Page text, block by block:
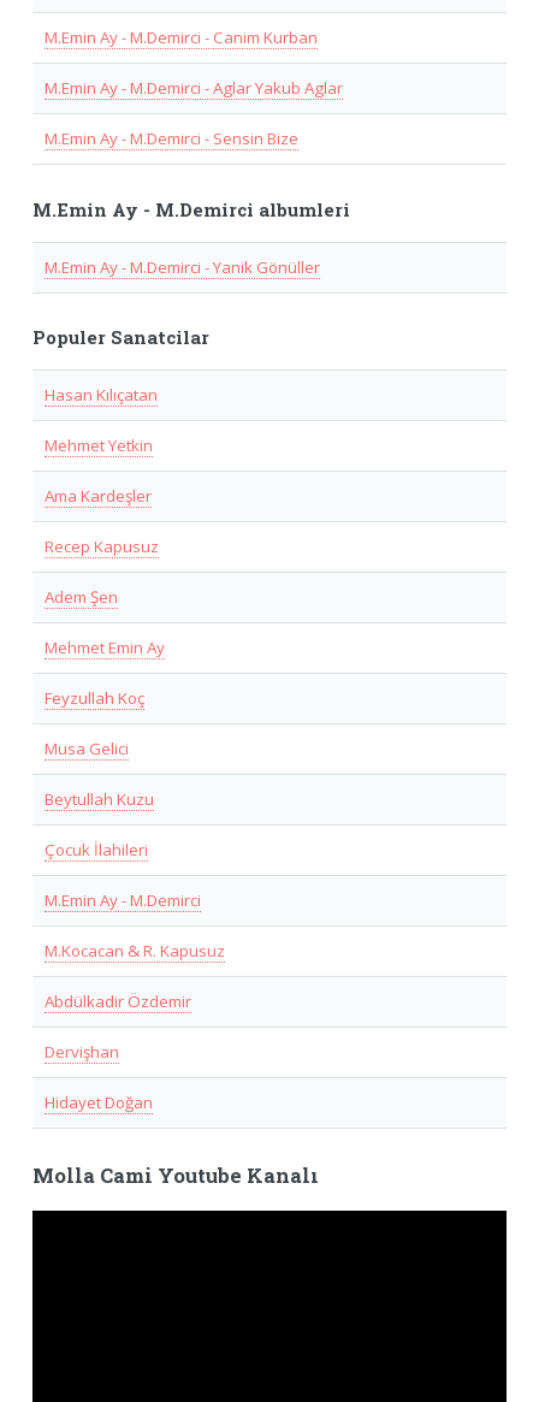
M.Emin Ay - M.Demirci - Canim Kurban
M.Emin Ay - M.Demirci - Aglar Yakub Aglar
M.Emin Ay - M.Demirci - Sensin Bize
M.Emin Ay - M.Demirci albumleri
M.Emin Ay - M.Demirci - Yanik Gönüller
Populer Sanatcilar
Hasan Kılıçatan
Mehmet Yetkin
Ama Kardeşler
Recep Kapusuz
Adem Şen
Mehmet Emin Ay
Feyzullah Koç
Musa Gelici
Beytullah Kuzu
Çocuk İlahileri
M.Emin Ay - M.Demirci
M.Kocacan & R. Kapusuz
Abdülkadir Özdemir
Dervişhan
Hidayet Doğan
Molla Cami Youtube Kanalı